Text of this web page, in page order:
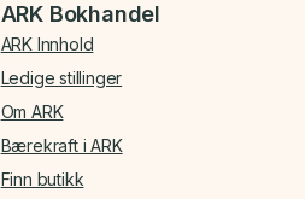
ARK Bokhandel
ARK Innhold
Ledige stillinger
Om ARK
Bærekraft i ARK
Finn butikk